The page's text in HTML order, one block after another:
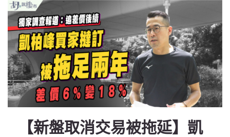
【新盤取消交易被拖延】凱